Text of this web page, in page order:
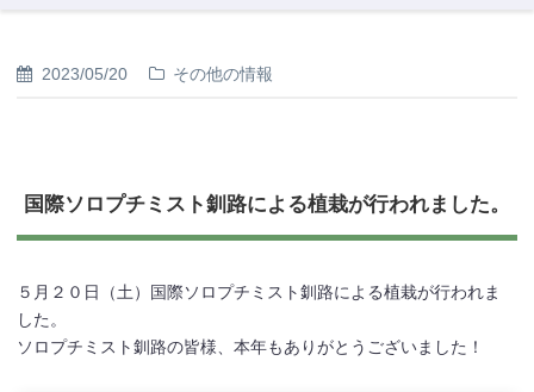
2023/05/20 その他の情報
国際ソロプチミスト釧路による植栽が行われました。
５月２０日（土）国際ソロプチミスト釧路による植栽が行われま
した。
ソロプチミスト釧路の皆様、本年もありがとうございました！